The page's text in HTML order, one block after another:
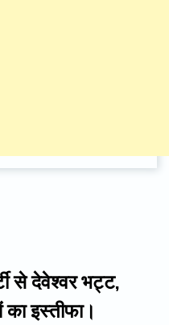
से देवेश्वर भट्ट,
इस्तीफा।